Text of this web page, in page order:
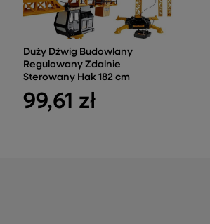
Duży Dźwig Budowlany
Regulowany Zdalnie
Sterowany Hak 182 cm
99,61 zł